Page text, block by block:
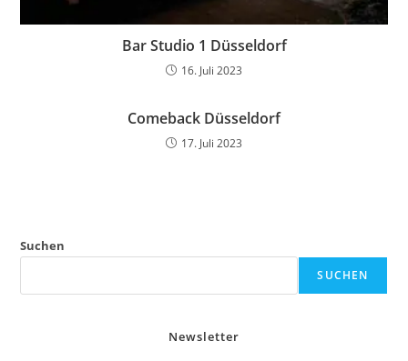
Bar Studio 1 Düsseldorf
16. Juli 2023
Comeback Düsseldorf
17. Juli 2023
Suchen
SUCHEN
Newsletter